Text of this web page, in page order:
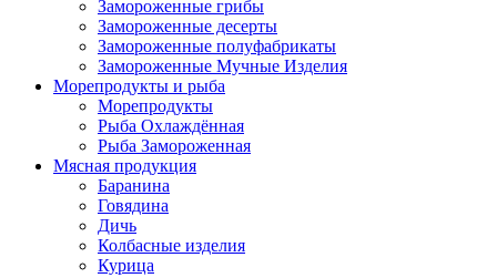
Замороженные грибы
Замороженные десерты
Замороженные полуфабрикаты
Замороженные Мучные Изделия
Морепродукты и рыба
Морепродукты
Рыба Охлаждённая
Рыба Замороженная
Мясная продукция
Баранина
Говядина
Дичь
Колбасные изделия
Курица